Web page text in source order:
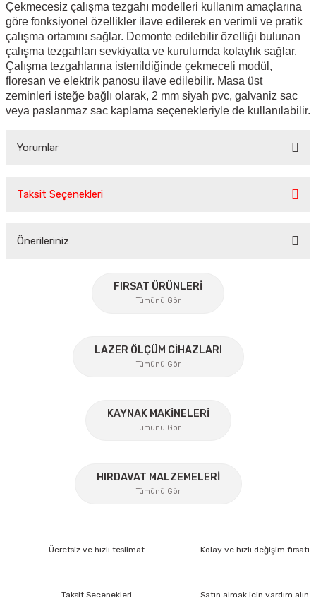
Çekmecesiz çalışma tezgahı modelleri kullanım amaçlarına
göre fonksiyonel özellikler ilave edilerek en verimli ve pratik
çalışma ortamını sağlar. Demonte edilebilir özelliği bulunan
çalışma tezgahları sevkiyatta ve kurulumda kolaylık sağlar.
Çalışma tezgahlarına istenildiğinde çekmeceli modül,
floresan ve elektrik panosu ilave edilebilir. Masa üst
zeminleri isteğe bağlı olarak, 2 mm siyah pvc, galvaniz sac
veya paslanmaz sac kaplama seçenekleriyle de kullanılabilir.
Yorumlar
Taksit Seçenekleri
Önerileriniz
konularda yetersiz gördüğünüz noktaları öneri formunu
kullanarak tarafımıza iletebilirsiniz.
Ürün resmi kalitesiz, bozuk veya görüntülenemiyor.
Ürün açıklamasında eksik bilgiler bulunuyor.
Ürün fiyatı diğer sitelerden daha pahalı.
Bu ürüne benzer farklı alternatifler olmalı.
FIRSAT ÜRÜNLERİ
Tümünü Gör
LAZER ÖLÇÜM CİHAZLARI
Tümünü Gör
KAYNAK MAKİNELERİ
Tümünü Gör
HIRDAVAT MALZEMELERİ
Tümünü Gör
Ücretsiz ve hızlı teslimat Kolay ve hızlı değişim fırsatı
Taksit Seçenekleri Satın almak için yardım alın